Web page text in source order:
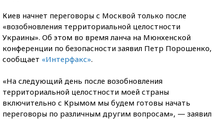
Киев начнет переговоры с Москвой только после
«возобновления территориальной целостности
Украины». Об этом во время ланча на Мюнхенской
конференции по безопасности заявил Петр Порошенко,
сообщает «Интерфакс».
«На следующий день после возобновления
территориальной целостности моей страны
включительно с Крымом мы будем готовы начать
переговоры по различным другим вопросам», — заявил